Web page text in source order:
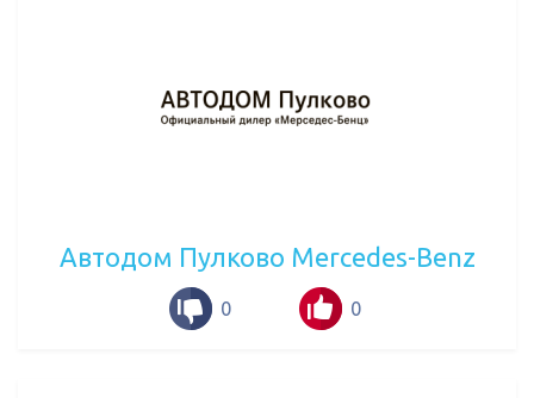
Автодом Пулково Mercedes-Benz
0 0